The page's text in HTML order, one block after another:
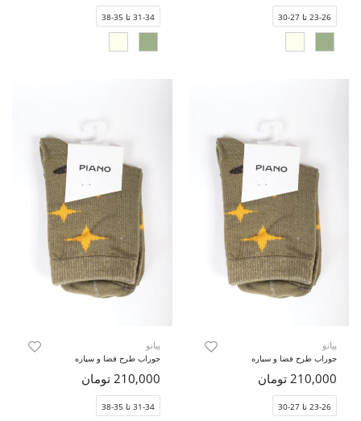
23-26 تا 27-30 31-34 تا 35-38
پیانو
جوراب طرح فضا و سیاره
210,000 تومان
23-26 تا 27-30
پیانو
جوراب طرح فضا و سیاره
210,000 تومان
31-34 تا 35-38